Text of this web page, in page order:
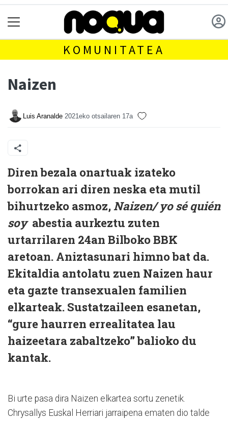
KOMUNITATEA
Naizen
Luis Aranalde 2021eko otsailaren 17a
Diren bezala onartuak izateko
borrokan ari diren neska eta mutil
bihurtzeko asmoz,Naizen/ yo sé quién
soy abestia aurkeztu zuten
urtarrilaren 24an Bilboko BBK
aretoan. Aniztasunari himno bat da.
Ekitaldia antolatu zuen Naizen haur
eta gazte transexualen familien
elkarteak. Sustatzaileen esanetan,
“gure haurren errealitatea lau
haizeetara zabaltzeko” balioko du
kantak.
Bi urte pasa dira Naizen elkartea sortu zenetik.
Chrysallys Euskal Herriari jarraipena ematen dio talde